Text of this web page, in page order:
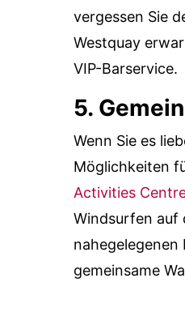
vergessen Sie
Westquay
VIP-Barservice.
5.
Wenn Sie es
Möglichkeiten
Activities
Windsurfen auf
gemeinsame